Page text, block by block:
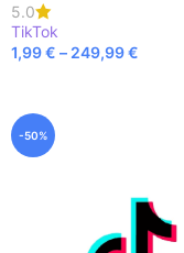
5.0
TikTok
1,99€ – 249,99€
-50%